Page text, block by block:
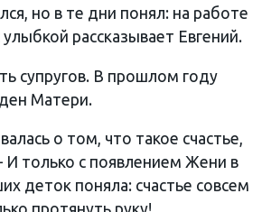
но в те дни понял: на работе
улыбкой рассказывает Евгений.
супругов. В прошлом году
Матери.
о том, что такое счастье,
И только с появлением Жени в
деток поняла: счастье совсем